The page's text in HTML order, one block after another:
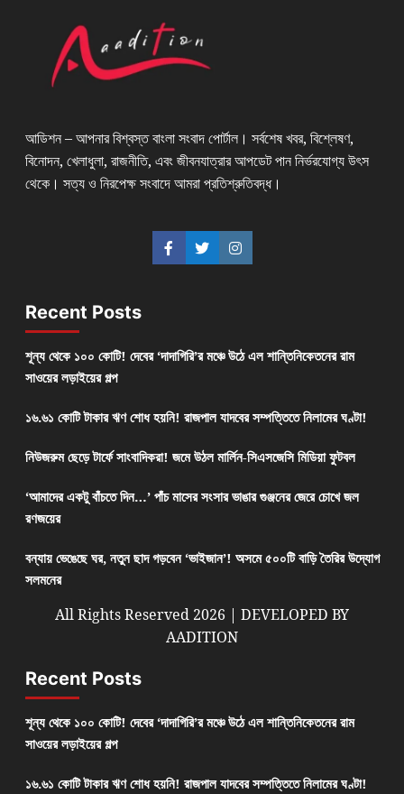
আডিশন – আপনার বিশ্বস্ত বাংলা সংবাদ পোর্টাল। সর্বশেষ খবর, বিশ্লেষণ,
বিনোদন, খেলাধুলা, রাজনীতি, এবং জীবনযাত্রার আপডেট পান নির্ভরযোগ্য উৎস
থেকে। সত্য ও নিরপেক্ষ সংবাদে আমরা প্রতিশ্রুতিবদ্ধ।
Recent Posts
শূন্য থেকে ১০০ কোটি! দেবের ‘দাদাগিরি’র মঞ্চে উঠে এল শান্তিনিকেতনের রাম
সাওয়ের লড়াইয়ের গল্প
১৬.৬১ কোটি টাকার ঋণ শোধ হয়নি! রাজপাল যাদবের সম্পত্তিতে নিলামের ঘণ্টা!
নিউজরুম ছেড়ে টার্ফে সাংবাদিকরা! জমে উঠল মার্লিন-সিএসজেসি মিডিয়া ফুটবল
‘আমাদের একটু বাঁচতে দিন…’ পাঁচ মাসের সংসার ভাঙার গুঞ্জনের জেরে চোখে জল
রণজয়ের
বন্যায় ভেঙেছে ঘর, নতুন ছাদ গড়বেন ‘ভাইজান’! অসমে ৫০০টি বাড়ি তৈরির উদ্যোগ
সলমনের
All Rights Reserved 2026 | DEVELOPED BY
AADITION
Recent Posts
শূন্য থেকে ১০০ কোটি! দেবের ‘দাদাগিরি’র মঞ্চে উঠে এল শান্তিনিকেতনের রাম
সাওয়ের লড়াইয়ের গল্প
১৬.৬১ কোটি টাকার ঋণ শোধ হয়নি! রাজপাল যাদবের সম্পত্তিতে নিলামের ঘণ্টা!